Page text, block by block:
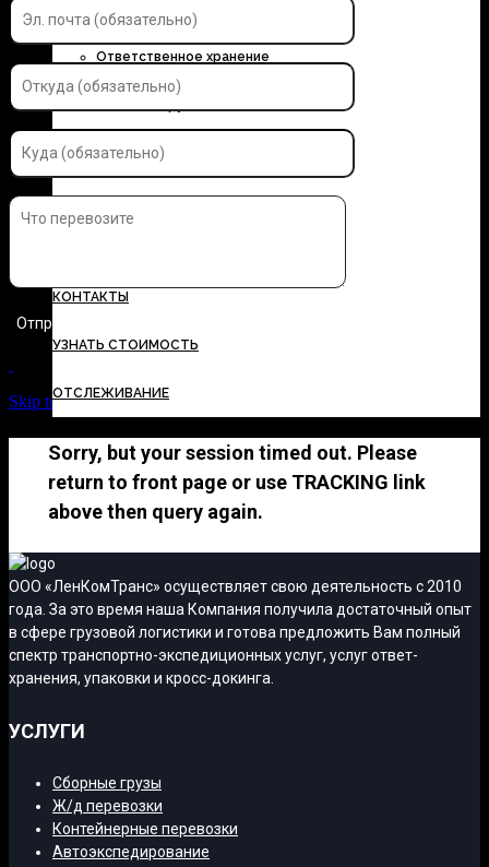
Автоэкспедирование
Ответственное хранение
Страхование грузов
ДОКУМЕНТЫ
КОНТАКТЫ
УЗНАТЬ СТОИМОСТЬ
ОТСЛЕЖИВАНИЕ
Skip to Content
Sorry, but your session timed out. Please
return to front page or use TRACKING link
above then query again.
ООО «ЛенКомТранс» осуществляет свою деятельность с 2010
года. За это время наша Компания получила достаточный опыт
в сфере грузовой логистики и готова предложить Вам полный
спектр транспортно-экспедиционных услуг, услуг ответ-
хранения, упаковки и кросс-докинга.
УСЛУГИ
Сборные грузы
Ж/д перевозки
Контейнерные перевозки
Автоэкспедирование